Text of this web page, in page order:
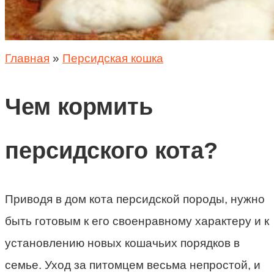
Главная » Персидская кошка
Чем кормить
персидского кота?
Приводя в дом кота персидской породы, нужно
быть готовым к его своенравному характеру и к
установлению новых кошачьих порядков в
семье. Уход за питомцем весьма непростой, и